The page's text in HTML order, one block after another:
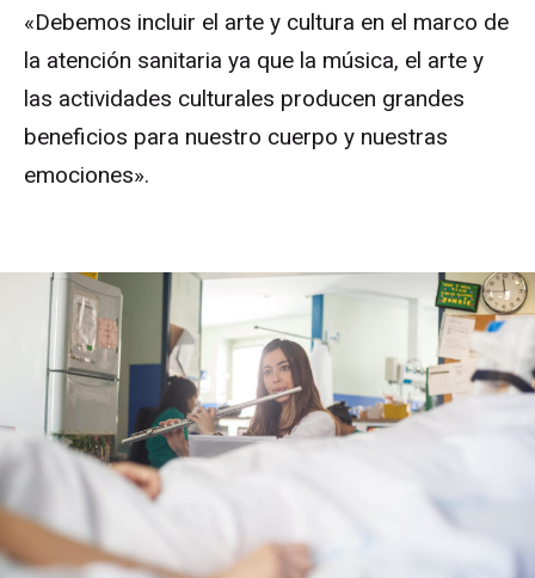
«Debemos incluir el arte y cultura en el marco de
la atención sanitaria ya que la música, el arte y
las actividades culturales producen grandes
beneficios para nuestro cuerpo y nuestras
emociones».